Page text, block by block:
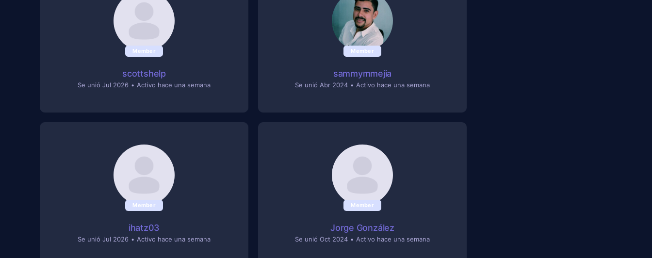
Member
scottshelp
Se unió Jul 2026 • Activo hace una semana
Member
sammymmejia
Se unió Abr 2024 • Activo hace una semana
Member
ihatz03
Se unió Jul 2026 • Activo hace una semana
Member
Jorge González
Se unió Oct 2024 • Activo hace una semana